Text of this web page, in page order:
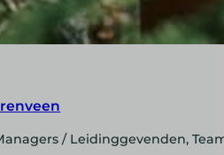
/ Leidinggevenden,